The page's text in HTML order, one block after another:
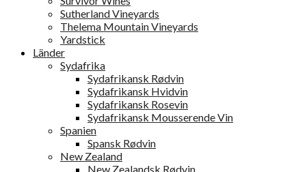
Sutherland Vineyards
Thelema Mountain Vineyards
Yardstick
Länder
Sydafrika
Sydafrikansk Rødvin
Sydafrikansk Hvidvin
Sydafrikansk Rosevin
Sydafrikansk Mousserende Vin
Spanien
Spansk Rødvin
New Zealand
New Zealandsk Rødvin